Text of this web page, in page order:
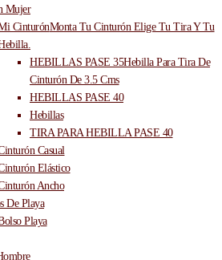
Mujer
CinturónMonta Tu Cinturón Elige Tu Tira Y Tu
HEBILLAS PASE 35Hebilla Para Tira De
Cinturón De 3.5 Cms
HEBILLAS PASE 40
Hebillas
TIRA PARA HEBILLA PASE 40
Casual
Elástico
Ancho
De Playa
Playa